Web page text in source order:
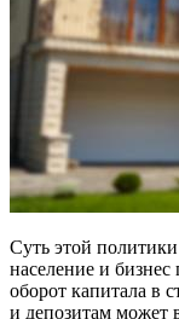
Суть этой
население и бизнес
оборот капитала в
и депозитам может